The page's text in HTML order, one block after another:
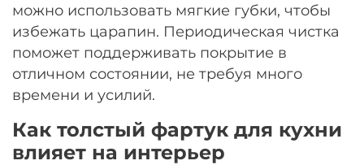
можно использовать мягкие губки, чтобы
избежать царапин. Периодическая чистка
поможет поддерживать покрытие в
отличном состоянии, не требуя много
времени и усилий.
Как толстый фартук для кухни
влияет на интерьер